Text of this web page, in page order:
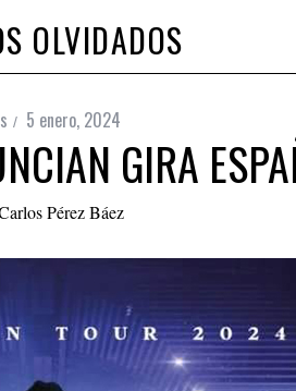
OLVIDADOS
5 enero, 2024
GIRA
Pérez Báez